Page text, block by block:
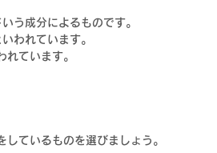
う成分によるものです。
われています。
ています。
ているものを選びましょう。